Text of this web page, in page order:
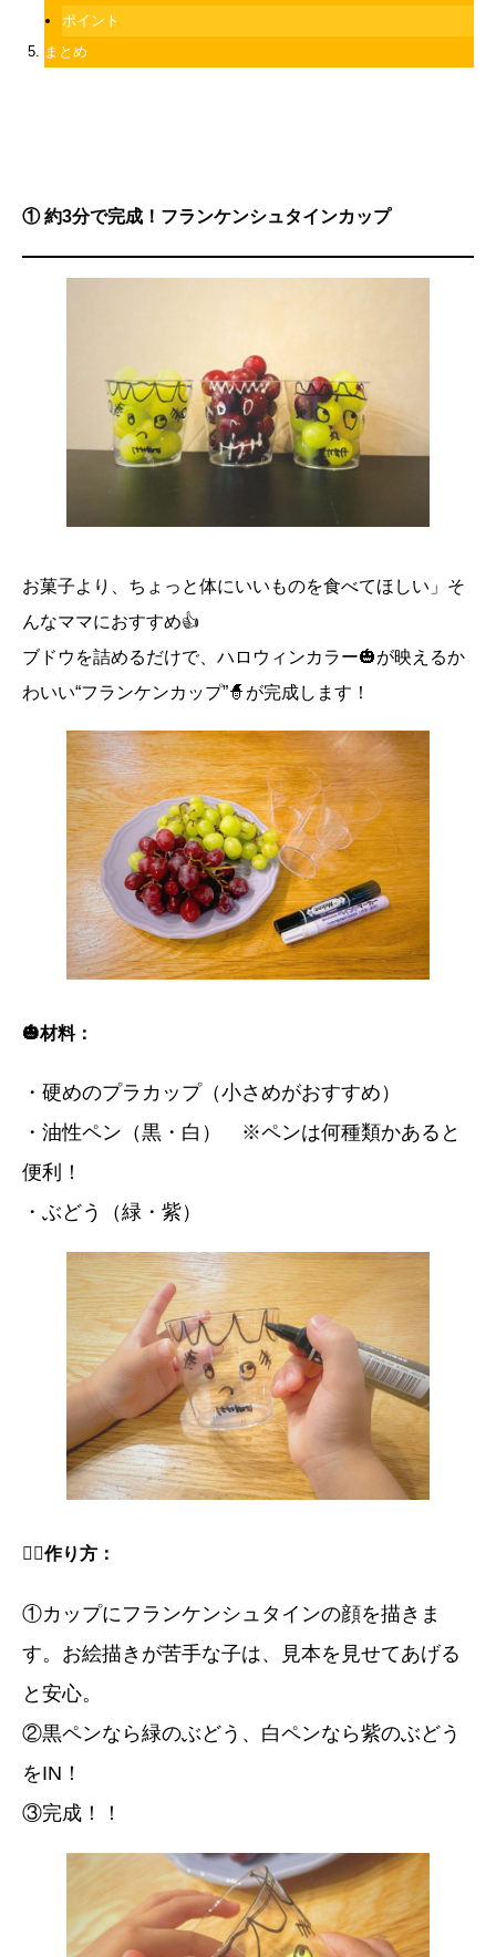
ポイント
まとめ
① 約3分で完成！フランケンシュタインカップ
お菓子より、ちょっと体にいいものを食べてほしい」そ
んなママにおすすめ👍
ブドウを詰めるだけで、ハロウィンカラー🎃が映えるか
わいい“フランケンカップ”🧙が完成します！
🎃材料：
・硬めのプラカップ（小さめがおすすめ）
・油性ペン（黒・白） ※ペンは何種類かあると
便利！
・ぶどう（緑・紫）
🧛‍♀️作り方：
①カップにフランケンシュタインの顔を描きま
す。お絵描きが苦手な子は、見本を見せてあげる
と安心。
②黒ペンなら緑のぶどう、白ペンなら紫のぶどう
をIN！
③完成！！